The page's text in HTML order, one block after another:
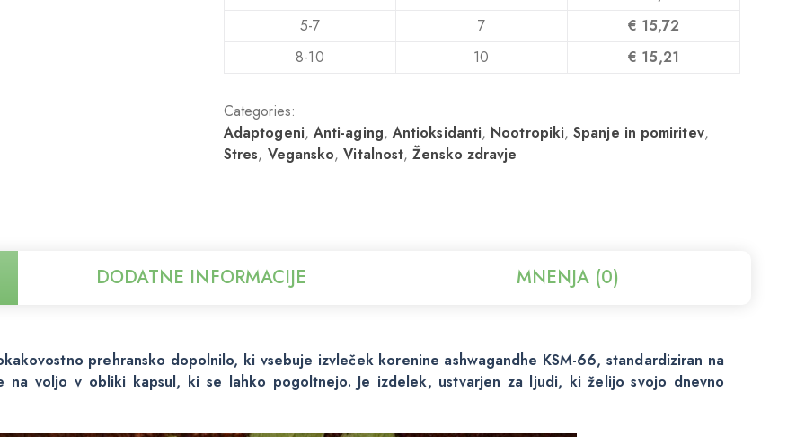
5-7
7 € 15,72
8-10
10 € 15,21
Categories:
Adaptogeni,Anti-aging,Antioksidanti, Nootropiki,Spanje in pomiritev,
Stres, Vegansko,Vitalnost,Žensko zdravje
DODATNE INFORMACIJE MNENJA (0)
prehransko dopolnilo, ki vsebuje izvleček korenine ashwagandhe KSM-66, standardiziran na
na voljo v obliki kapsul, ki se lahko pogoltnejo. Je izdelek, ustvarjen za ljudi, ki želijo svojo dnevno